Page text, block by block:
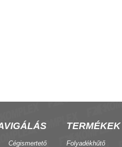
Cégismertető
TERMÉKEK
Folyadékhűtő